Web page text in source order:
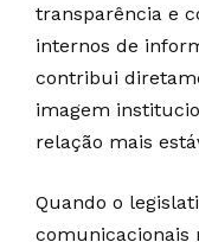
transparência e
internos de
contribui
imagem
relação mais
Quando o
comunicacionais